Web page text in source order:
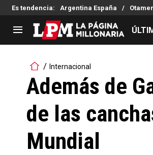
Es tendencia: Argentina España
LIGA PROFESIONAL
Noticias
Tabla de posiciones
Fixture
Reserva
Copa
Copa
Internacional
Además de
de las
Mundial